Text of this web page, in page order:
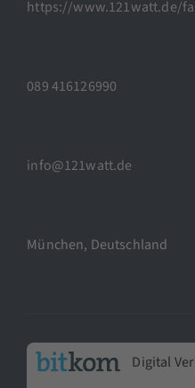
https://www.121watt.de/
089 416126990
info@121watt.de
München, Deutschland
Digital